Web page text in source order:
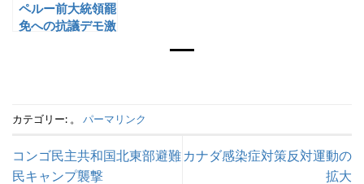
ペルー前大統領罷
免への抗議デモ激
カテゴリー: 。 パーマリンク
コンゴ民主共和国北東部避難
民キャンプ襲撃
カナダ感染症対策反対運動の
拡大